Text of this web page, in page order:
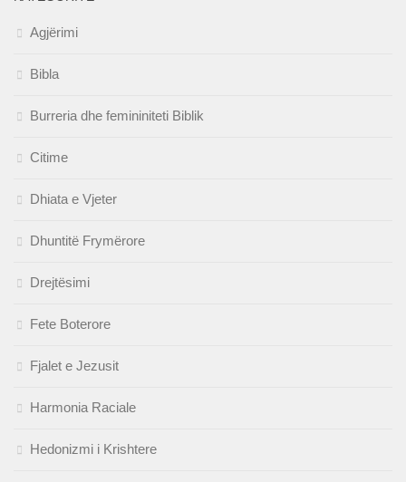
Agjërimi
Bibla
Burreria dhe femininiteti Biblik
Citime
Dhiata e Vjeter
Dhuntitë Frymërore
Drejtësimi
Fete Boterore
Fjalet e Jezusit
Harmonia Raciale
Hedonizmi i Krishtere